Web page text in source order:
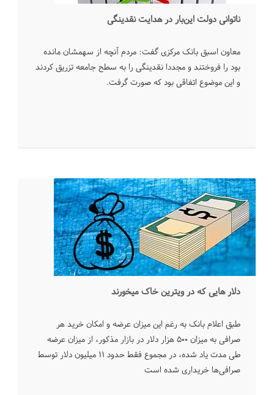
ناتوانی دولت این‌بار در هدایت نقدینگی
معاون اسبق بانک مرکزی گفت: مردم آنچه از سهمشان مانده
بود را فروختند و مجددا نقدینگی را به سطح جامعه تزریق کردند
و این موضوع اتفاقی بود که صورت گرفت.
دلار هایی که در ویترین خاک میخورند
طبق اعلام بانک به رغم این میزان عرضه و امکان خرید هر
صرافی به میزان ۵۰۰ هزار دلار در بازار مذکور، از میزان عرضه
طی مدت یاد شده، در مجموع فقط حدود ۱۱ میلیون دلار توسط
صرافی‌ها خریداری شده است